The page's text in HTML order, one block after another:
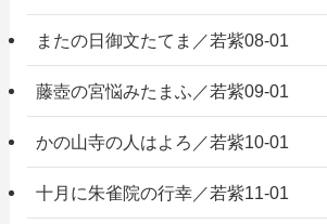
またの日御文たてま／若紫08-01
藤壺の宮悩みたまふ／若紫09-01
かの山寺の人はよろ／若紫10-01
十月に朱雀院の行幸／若紫11-01